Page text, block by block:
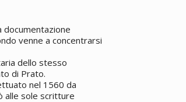
documentazione
venne a concentrarsi
dello stesso
di Prato.
nel 1560 da
alle sole scritture